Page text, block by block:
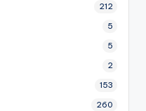
212
5
5
2
153
260